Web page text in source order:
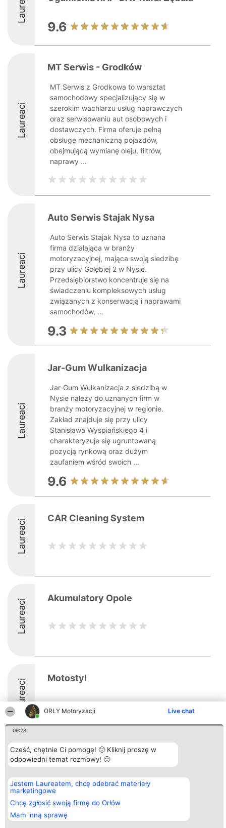
ORŁY Motoryzacji Live chat
09:28
Cześć, chętnie Ci pomogę! 🙂 Kliknij proszę w
odpowiedni temat rozmowy! 🙂
Jestem Laureatem, chcę odebrać materiały
marketingowe
Chcę zgłosić swoją firmę do Orłów
Mam inną sprawę
9.6
Laureaci
MT Serwis - Grodków
MT Serwis z Grodkowa to warsztat
samochodowy specjalizujący się w
szerokim wachlarzu usług naprawczych
oraz serwisowaniu aut osobowych i
dostawczych. Firma oferuje pełną
obsługę mechaniczną pojazdów,
obejmującą wymianę oleju, filtrów,
naprawy ...
Laureaci
Auto Serwis Stajak Nysa
Auto Serwis Stajak Nysa to uznana
firma działająca w branży
motoryzacyjnej, mająca swoją siedzibę
przy ulicy Gołębiej 2 w Nysie.
Przedsiębiorstwo koncentruje się na
świadczeniu kompleksowych usług
związanych z konserwacją i naprawami
samochodów, ...
9.3
Laureaci
Jar-Gum Wulkanizacja
Jar-Gum Wulkanizacja z siedzibą w
Nysie należy do uznanych firm w
branży motoryzacyjnej w regionie.
Zakład znajduje się przy ulicy
Stanisława Wyspiańskiego 4 i
charakteryzuje się ugruntowaną
pozycją rynkową oraz dużym
zaufaniem wśród swoich ...
9.6
Laureaci CAR Cleaning System
Laureaci Akumulatory Opole
Laureaci Motostyl
Organizator plebiscytu
Bright Side Solutions sp. z o.
ul. Ruska 22
Wrocław 50-079
KRS 0000749100 | Regon
381313360 | NIP 8943132676
Plebiscyt
Laureaci
wszystkich
Laureatów
Regulamin